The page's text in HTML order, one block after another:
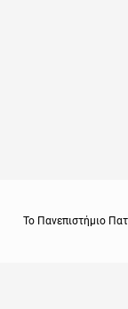
Το Πανεπιστήμιο